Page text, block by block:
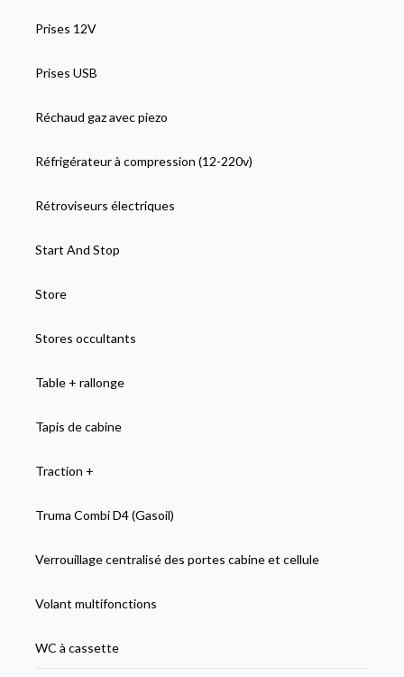
Prises 12V
Prises USB
Réchaud gaz avec piezo
Réfrigérateur à compression (12-220v)
Rétroviseurs électriques
Start And Stop
Store
Stores occultants
Table + rallonge
Tapis de cabine
Traction +
Truma Combi D4 (Gasoil)
Verrouillage centralisé des portes cabine et cellule
Volant multifonctions
WC à cassette